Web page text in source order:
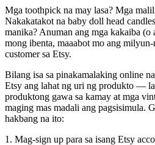
Mga toothpick na may lasa? Mga
Nakakatakot na baby doll head
manika? Anuman ang mga kakaiba (o
mong ibenta, maaabot mo ang
customer sa Etsy.
Bilang isa sa pinakamalaking online
Etsy ang lahat ng uri ng produkto —
produktong gawa sa kamay at mga
maging mas madali ang pagsisimula.
hakbang na ito:
1. Mag-sign up para sa isang Etsy